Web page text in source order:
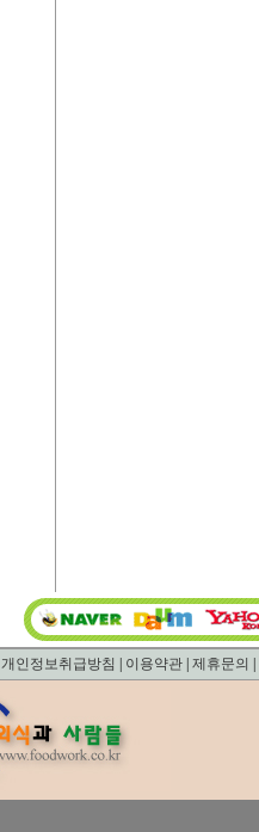
개인정보취급방침 이용약관 제휴문의